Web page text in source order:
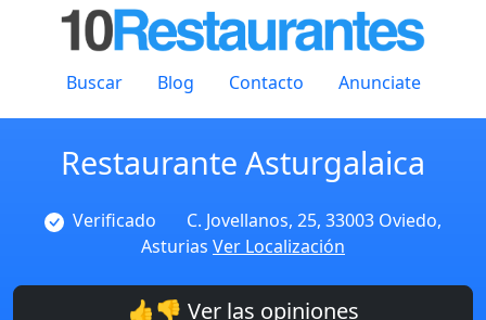
Buscar Blog Contacto Anunciate
Restaurante Asturgalaica
Verificado
C. Jovellanos, 25, 33003 Oviedo,
Asturias Ver Localización
👍👎 Ver las opiniones